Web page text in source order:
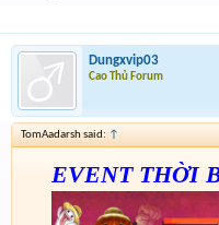
Dungxvip03
Cao Thủ Forum
TomAadarsh said: ↑
EVENT THỜI